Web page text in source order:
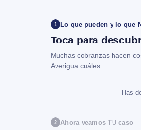
1 Lo que pueden y lo que
Toca para
Muchas cobranzas hacen
Averigua cuáles.
Has
2 Ahora veamos TU caso